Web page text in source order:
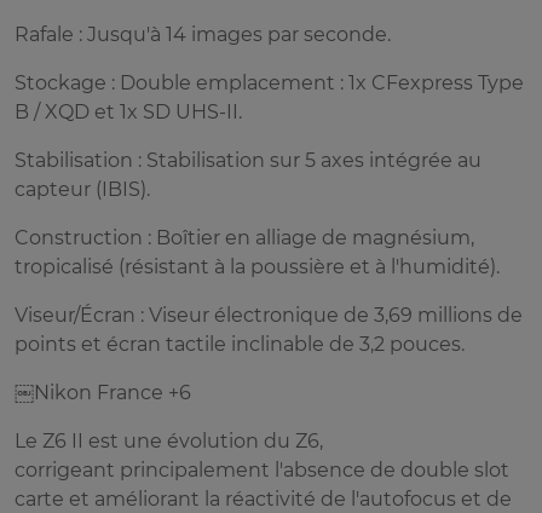
Rafale : Jusqu'à 14 images par seconde.
Stockage : Double emplacement : 1x CFexpress Type
B / XQD et 1x SD UHS-II.
Stabilisation : Stabilisation sur 5 axes intégrée au
capteur (IBIS).
Construction : Boîtier en alliage de magnésium,
tropicalisé (résistant à la poussière et à l'humidité).
Viseur/Écran : Viseur électronique de 3,69 millions de
points et écran tactile inclinable de 3,2 pouces.
￼Nikon France +6
Le Z6 II est une évolution du Z6,
corrigeant principalement l'absence de double slot
carte et améliorant la réactivité de l'autofocus et de